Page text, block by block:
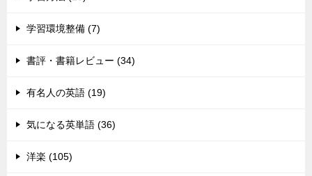
学習環境整備 (7)
書評・書籍レビュー (34)
有名人の英語 (19)
気になる英単語 (36)
洋楽 (105)